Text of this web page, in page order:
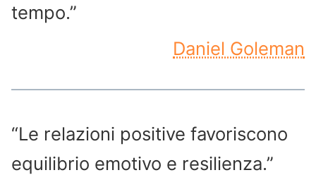
tempo.”
Daniel Goleman
“Le relazioni positive favoriscono
equilibrio emotivo e resilienza.”